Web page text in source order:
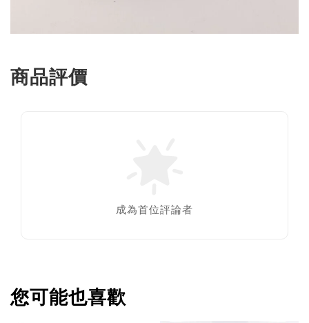
商品評價
成為首位評論者
您可能也喜歡